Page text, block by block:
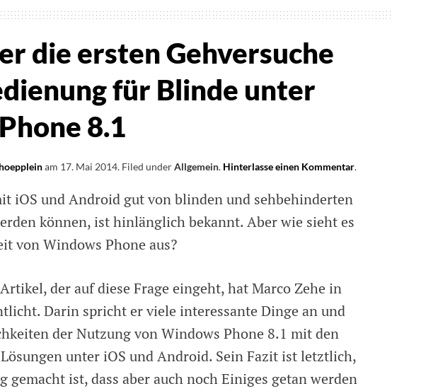
die ersten Gehversuche
für Blinde unter
8.1
am 17. Mai 2014. Filed underAllgemein. Hinterlasse einen Kommentaron
Phone
8.1
.
iOS und Android gut von blinden und sehbehinderten
können, ist hinlänglich bekannt. Aber wie sieht es
von Windows Phone aus?
der auf diese Frage eingeht, hat Marco Zehe in
Darin spricht er viele interessante Dinge an und
der Nutzung von Windows Phone 8.1 mit den
unter iOS und Android. Sein Fazit ist letztlich,
gemacht ist, dass aber auch noch Einiges getan werden